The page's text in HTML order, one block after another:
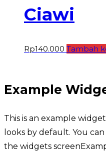
Ciawi
Rp140.000 Tambah
Example
This is an example
looks by default. You
the widgets